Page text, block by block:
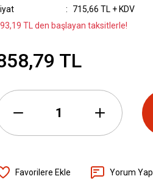
715,66 TL + KDV
TL den başlayan taksitlerle!
TL
Yorum Yap